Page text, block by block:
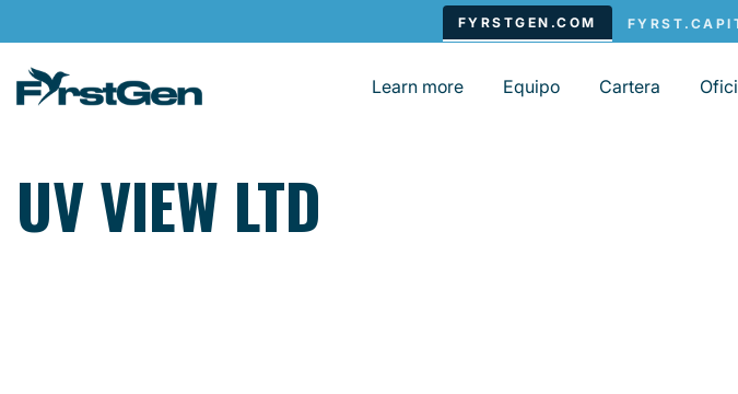
Learn more Equipo Cartera
UV VIEW LTD